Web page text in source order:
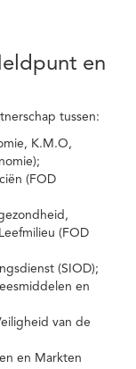
en
tussen:
K.M.O,
(FOD
(FOD
(SIOD);
en
van de
en Markten